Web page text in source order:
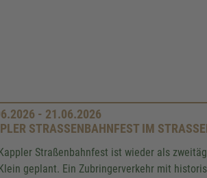
- 21.06.2026
STRASSENBAHNFEST IM
Straßenbahnfest ist wieder als
geplant. Ein Zubringerverkehr mit